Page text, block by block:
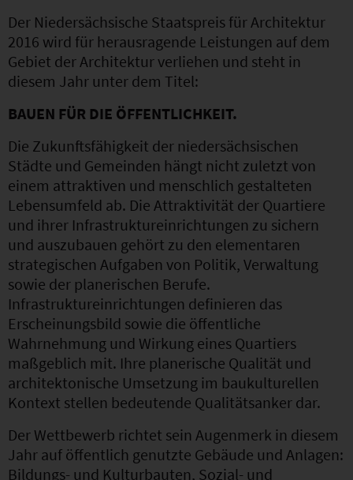
Der Niedersächsische Staatspreis für Architektur
2016 wird für herausragende Leistungen auf dem
Gebiet der Architektur verliehen und steht in
diesem Jahr unter dem Titel:
BAUEN FÜR DIE ÖFFENTLICHKEIT.
Die Zukunftsfähigkeit der niedersächsischen
Städte und Gemeinden hängt nicht zuletzt von
einem attraktiven und menschlich gestalteten
Lebensumfeld ab. Die Attraktivität der Quartiere
und ihrer Infrastruktureinrichtungen zu sichern
und auszubauen gehört zu den elementaren
strategischen Aufgaben von Politik, Verwaltung
sowie der planerischen Berufe.
Infrastruktureinrichtungen definieren das
Erscheinungsbild sowie die öffentliche
Wahrnehmung und Wirkung eines Quartiers
maßgeblich mit. Ihre planerische Qualität und
architektonische Umsetzung im baukulturellen
Kontext stellen bedeutende Qualitätsanker dar.
Der Wettbewerb richtet sein Augenmerk in diesem
Jahr auf öffentlich genutzte Gebäude und Anlagen:
Bildungs- und Kulturbauten, Sozial- und